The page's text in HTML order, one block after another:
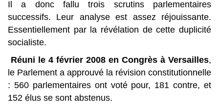
Il a donc fallu trois scrutins parlementaires
successifs. Leur analyse est assez réjouissante.
Essentiellement par la révélation de cette duplicité
socialiste.
Réuni le 4 février 2008 en Congrès à Versailles,
le Parlement a approuvé la révision constitutionnelle
: 560 parlementaires ont voté pour, 181 contre, et
152 élus se sont abstenus.